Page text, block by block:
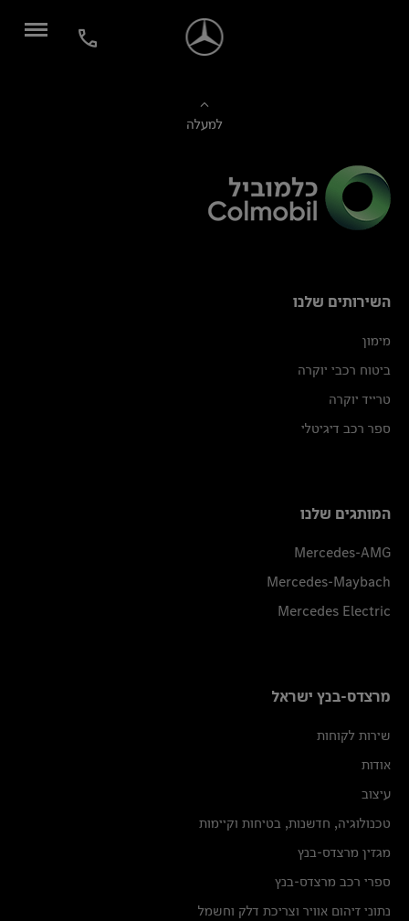
למעלה
השירותים שלנו
מימון
ביטוח רכבי יוקרה
טרייד יוקרה
ספר רכב דיגיטלי
המותגים שלנו
Mercedes-AMG
Mercedes-Maybach
Mercedes Electric
מרצדס-בנץ ישראל
שירות לקוחות
אודות
עיצוב
טכנולוגיה, חדשנות, בטיחות וקיימות
מגזין מרצדס-בנץ
ספרי רכב מרצדס-בנץ
נתוני זיהום אוויר וצריכת דלק וחשמל